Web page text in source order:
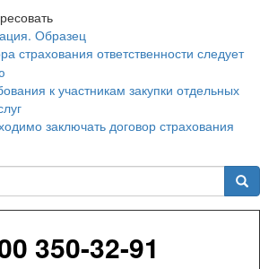
Образец
страхования ответственности следует
к участникам закупки отдельных
заключать договор страхования
350-32-91